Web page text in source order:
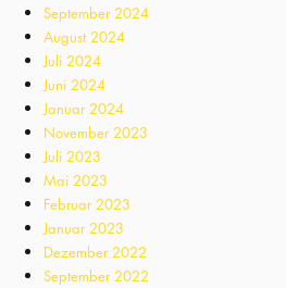
September 2024
August 2024
Juli 2024
Juni 2024
Januar 2024
November 2023
Juli 2023
Mai 2023
Februar 2023
Januar 2023
Dezember 2022
September 2022